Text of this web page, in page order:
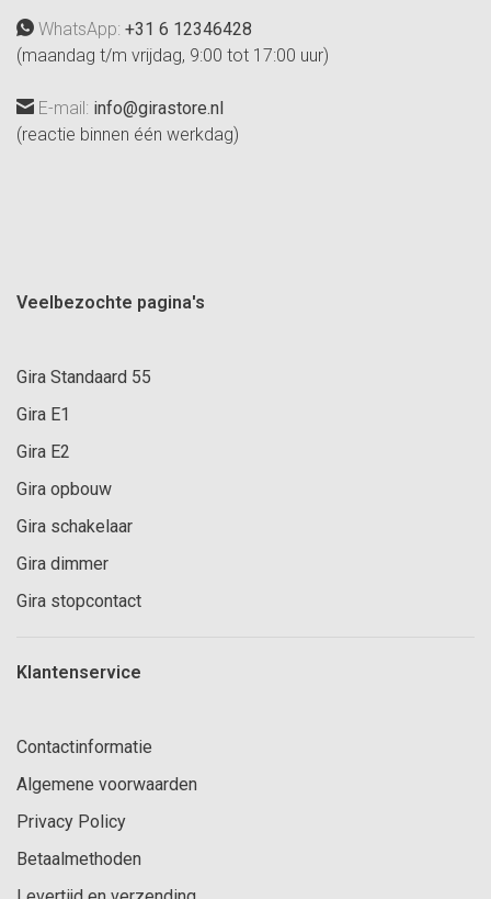
WhatsApp: +31 6 12346428
(maandag t/m vrijdag, 9:00 tot 17:00 uur)
E-mail: info@girastore.nl
(reactie binnen één werkdag)
Veelbezochte pagina's
Gira Standaard 55
Gira E1
Gira E2
Gira opbouw
Gira schakelaar
Gira dimmer
Gira stopcontact
Klantenservice
Contactinformatie
Algemene voorwaarden
Privacy Policy
Betaalmethoden